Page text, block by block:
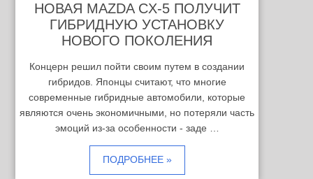
НОВАЯ MAZDA CX-5 ПОЛУЧИТ
ГИБРИДНУЮ УСТАНОВКУ
НОВОГО ПОКОЛЕНИЯ
Концерн решил пойти своим путем в создании
гибридов. Японцы считают, что многие
современные гибридные автомобили, которые
являются очень экономичными, но потеряли часть
эмоций из-за особенности - заде …
ПОДРОБНЕЕ »